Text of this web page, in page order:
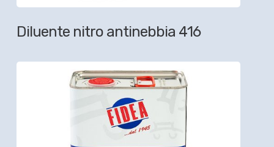
Diluente nitro antinebbia 416